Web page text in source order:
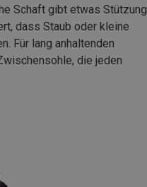
Schaft gibt etwas Stützung
dass Staub oder kleine
Für lang anhaltenden
die jeden